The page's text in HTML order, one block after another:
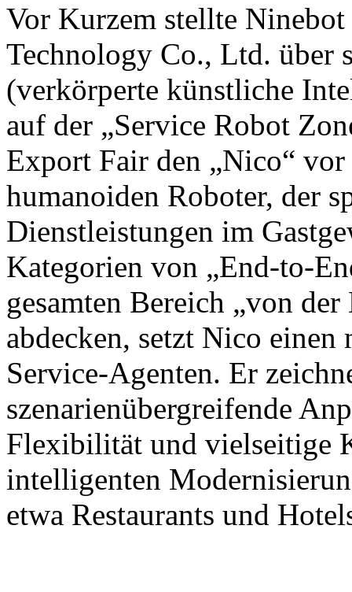
Vor Kurzem stellte
Technology Co., Ltd. über
(verkörperte künstliche
auf der „Service Robot
Export Fair den „Nico“
humanoiden Roboter, der
Dienstleistungen im
Kategorien von „End-to-
gesamten Bereich „von
abdecken, setzt Nico
Service-Agenten. Er
szenarienübergreifende
Flexibilität und vielseitige
intelligenten
etwa Restaurants und